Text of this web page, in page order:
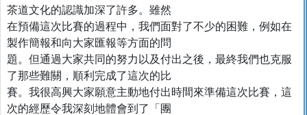
茶道文化的認識加深了許多。雖然
在預備這次比賽的過程中，我們面對了不少的困難，例如在
製作簡報和向大家匯報等方面的問
題。但通過大家共同的努力以及付出之後，最終我們也克服
了那些難關，順利完成了這次的比
賽。我很高興大家願意主動地付出時間來準備這次比賽，這
次的經歷令我深刻地體會到了「團